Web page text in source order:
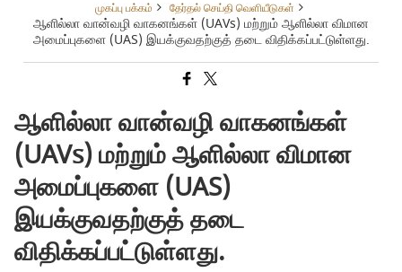
முகப்பு பக்கம் தேர்தல் செய்தி வெளியீடுகள்
ஆளில்லா வான்வழி வாகனங்கள் (UAVs) மற்றும் ஆளில்லா விமான
அமைப்புகளை (UAS) இயக்குவதற்குத் தடை விதிக்கப்பட்டுள்ளது.
ஆளில்லா வான்வழி வாகனங்கள்
(UAVs) மற்றும் ஆளில்லா விமான
அமைப்புகளை (UAS)
இயக்குவதற்குத் தடை
விதிக்கப்பட்டுள்ளது.